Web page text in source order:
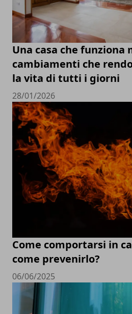
Una casa che funziona
cambiamenti che
la vita di tutti i giorni
28/01/2026
Come comportarsi in
come prevenirlo?
06/06/2025